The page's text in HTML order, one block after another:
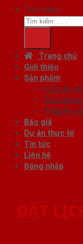
Tìm kiếm:
Trang chủ
Giới thiệu
Sản phẩm
Cửa gỗ
Cửa
Phụ kiện
Báo giá
Dự án thực tế
Tin tức
Liên hệ
Đăng nhập
ĐẶT